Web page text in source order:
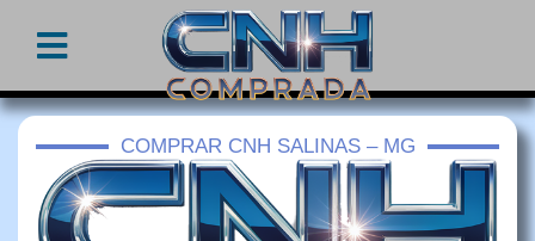
COMPRAR CNH SALINAS – MG